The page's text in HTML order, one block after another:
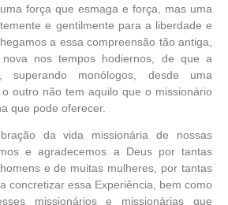
força que esmaga e força, mas uma
e gentilmente para a liberdade e
a essa compreensão tão antiga,
nova nos tempos hodiernos, de que a
superando monólogos, desde uma
outro não tem aquilo que o missionário
que pode oferecer.
da vida missionária de nossas
e agradecemos a Deus por tantas
e de muitas mulheres, por tantas
concretizar essa Experiência, bem como
missionários e missionárias que